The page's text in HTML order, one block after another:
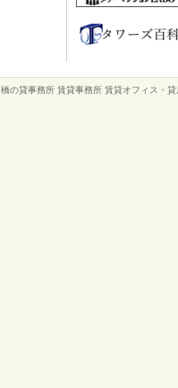
の貸事務所 賃貸事務所 賃貸オフィス・